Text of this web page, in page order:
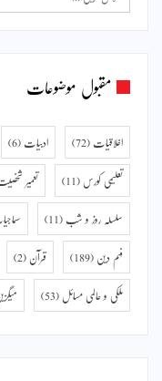
مقبول موضوعات
اخلاقیات (72) ادبیات (6)
تعلیمی کورس (11) تعمیر شخصیت
سلسلہ روز و شب (11)
فہم دین (189) قرآن (2)
ملکی و عالمی مسائل (53) میگزین